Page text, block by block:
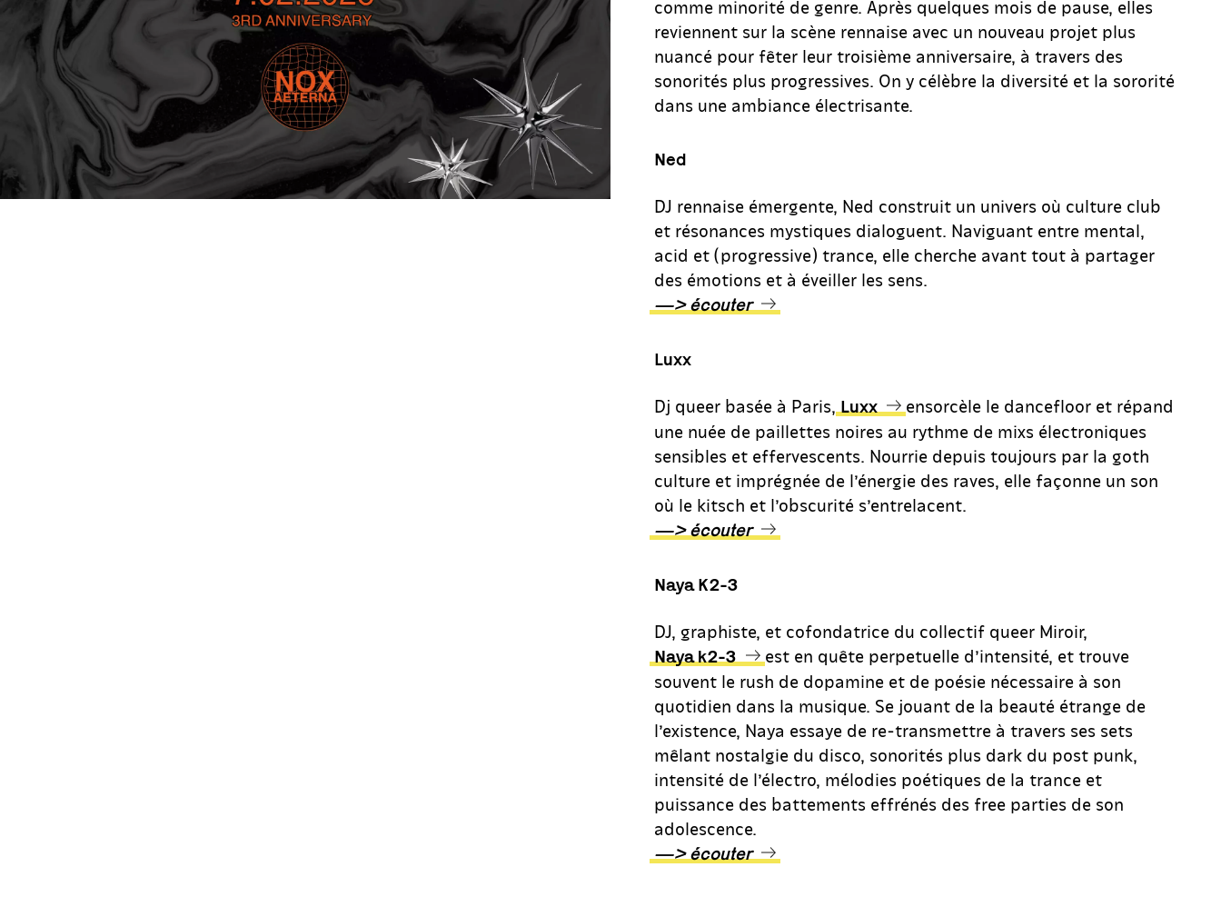
comme minorité de genre. Après quelques mois de pause, elles
reviennent sur la scène rennaise avec un nouveau projet plus
nuancé pour fêter leur troisième anniversaire, à travers des
sonorités plus progressives. On y célèbre la diversité et la sororité
dans une ambiance électrisante.
Ned
DJ rennaise émergente, Ned construit un univers où culture club
et résonances mystiques dialoguent. Naviguant entre mental,
acid et (progressive) trance, elle cherche avant tout à partager
des émotions et à éveiller les sens.
—> écouter
Luxx
Dj queer basée à Paris, Luxx
ensorcèle le dancefloor et répand
une nuée de paillettes noires au rythme de mixs électroniques
sensibles et effervescents. Nourrie depuis toujours par la goth
culture et imprégnée de l’énergie des raves, elle façonne un son
où le kitsch et l’obscurité s’entrelacent.
—> écouter
Naya K2-3
DJ, graphiste, et cofondatrice du collectif queer Miroir,
Naya k2-3
est en quête perpetuelle d’intensité, et trouve
souvent le rush de dopamine et de poésie nécessaire à son
quotidien dans la musique. Se jouant de la beauté étrange de
l’existence, Naya essaye de re-transmettre à travers ses sets
mêlant nostalgie du disco, sonorités plus dark du post punk,
intensité de l’électro, mélodies poétiques de la trance et
puissance des battements effrénés des free parties de son
adolescence.
—> écouter